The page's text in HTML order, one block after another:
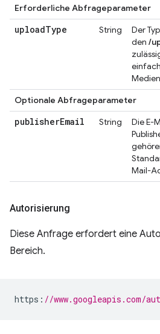
Erforderliche Abfrageparameter
uploadType String
Der
den /
Optionale Abfrageparameter
publisherEmail String
Die E-
Mail-
Autorisierung
Diese Anfrage erfordert eine
Bereich.
https : //www.googleapis.com/